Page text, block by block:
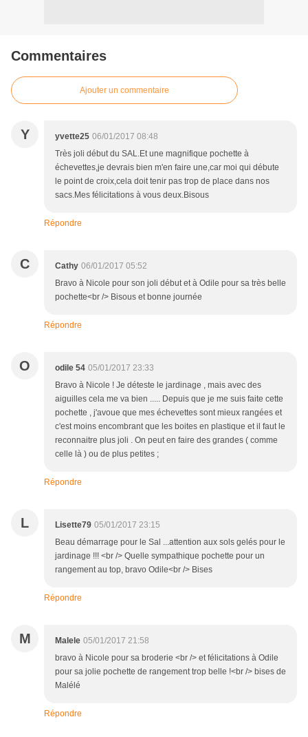
Commentaires
Ajouter un commentaire
Y yvette25 06/01/2017 08:48
Très joli début du SAL.Et une magnifique pochette à
échevettes,je devrais bien m'en faire une,car moi qui débute
le point de croix,cela doit tenir pas trop de place dans nos
sacs.Mes félicitations à vous deux.Bisous
Répondre
C Cathy 06/01/2017 05:52
Bravo à Nicole pour son joli début et à Odile pour sa très belle
pochette<br /> Bisous et bonne journée
Répondre
O odile 54 05/01/2017 23:33
Bravo à Nicole ! Je déteste le jardinage , mais avec des
aiguilles cela me va bien ..... Depuis que je me suis faite cette
pochette , j'avoue que mes échevettes sont mieux rangées et
c'est moins encombrant que les boites en plastique et il faut le
reconnaitre plus joli . On peut en faire des grandes ( comme
celle là ) ou de plus petites ;
Répondre
L Lisette79 05/01/2017 23:15
Beau démarrage pour le Sal ...attention aux sols gelés pour le
jardinage !!! <br /> Quelle sympathique pochette pour un
rangement au top, bravo Odile<br /> Bises
Répondre
M Malele 05/01/2017 21:58
bravo à Nicole pour sa broderie <br /> et félicitations à Odile
pour sa jolie pochette de rangement trop belle !<br /> bises de
Malélé
Répondre